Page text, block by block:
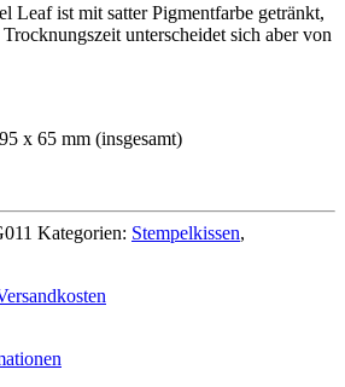
Leaf ist mit satter Pigmentfarbe getränkt,
unterscheidet sich aber von
x 65 mm (insgesamt)
Kategorien: Stempelkissen,